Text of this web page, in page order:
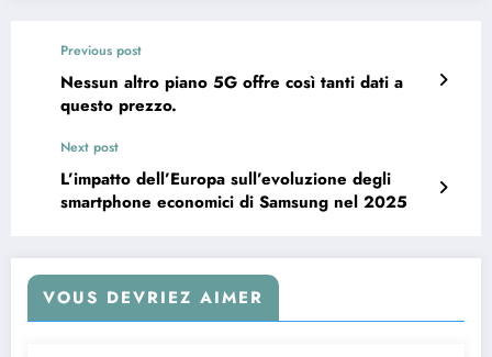
Previous post
Nessun altro piano 5G offre così tanti dati a
questo prezzo.
Next post
L’impatto dell’Europa sull’evoluzione degli
smartphone economici di Samsung nel 2025
VOUS DEVRIEZ AIMER